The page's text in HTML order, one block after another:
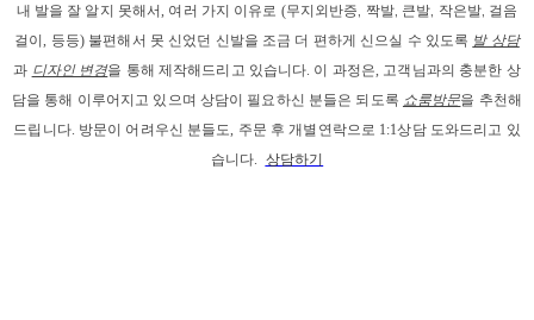
내 발을 잘 알지 못해서, 여러 가지 이유로 (무지외반증, 짝발, 큰발, 작은발, 걸음
걸이, 등등) 불편해서 못 신었던 신발을 조금 더 편하게 신으실 수 있도록 발 상담
과 디자인 변경을 통해 제작해드리고 있습니다. 이 과정은, 고객님과의 충분한 상
담을 통해 이루어지고 있으며 상담이 필요하신 분들은 되도록 쇼룸방문을 추천해
드립니다. 방문이 어려우신 분들도, 주문 후 개별연락으로 1:1상담 도와드리고 있
습니다. 상담하기